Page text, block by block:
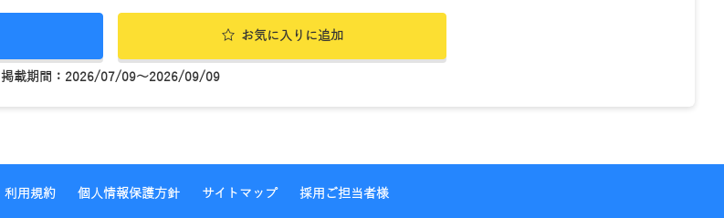
お気に入りに追加
掲載期間：2026/07/09～2026/09/09
利用規約 個人情報保護方針 サイトマップ 採用ご担当者様